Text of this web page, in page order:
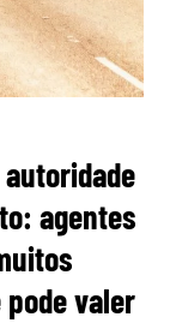
agentes
valer